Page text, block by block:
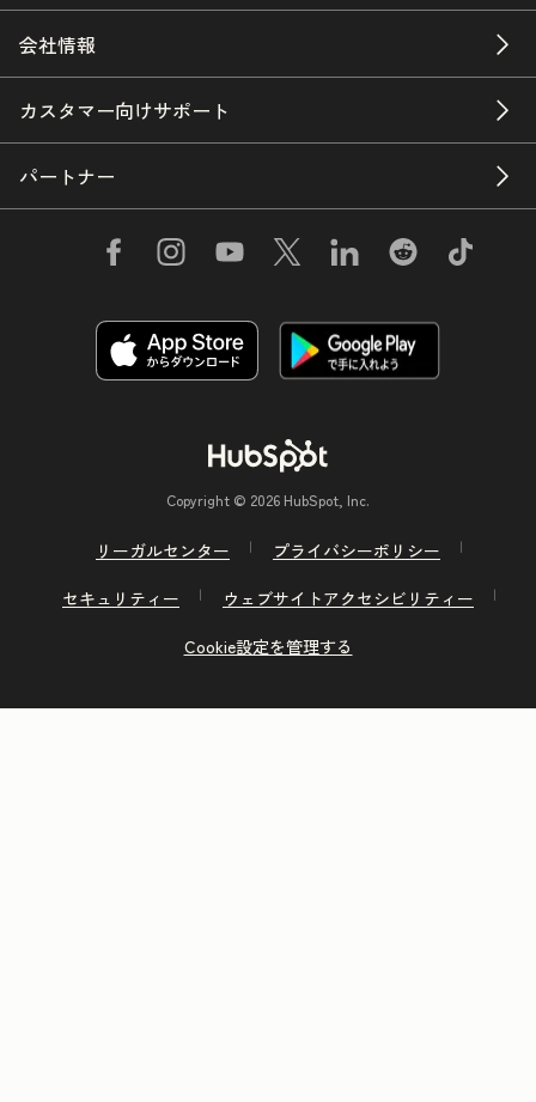
会社情報
カスタマー向けサポート
パートナー
Copyright © 2026 HubSpot, Inc.
リーガルセンター
プライバシーポリシー
セキュリティー
ウェブサイトアクセシビリティー
Cookie設定を管理する